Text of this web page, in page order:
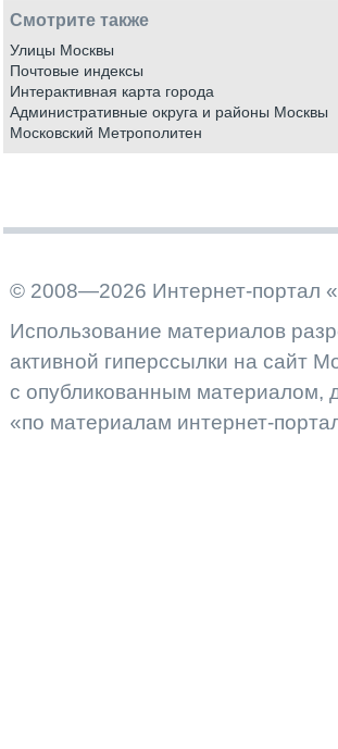
Смотрите также
Улицы Москвы
Почтовые индексы
Интерактивная карта города
Административные округа и районы Москвы
Московский Метрополитен
© 2008—2026 Интернет-портал
Использование материалов
активной гиперссылки на сайт
с опубликованным материалом,
«по материалам интернет-